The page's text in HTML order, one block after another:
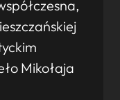
Mikołaja